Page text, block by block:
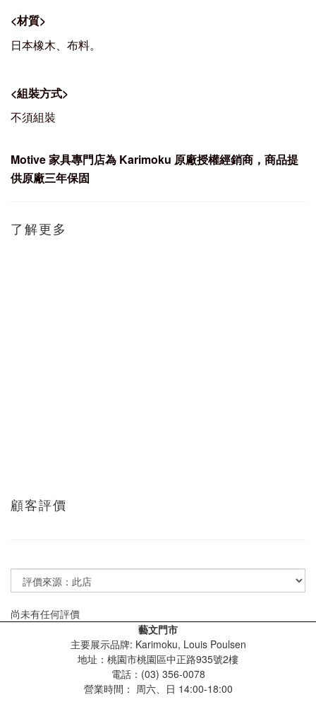
<材質>
日本橡木、布料。
<組裝方式>
不須組裝
Motive家具專門店為 Karimoku 原廠授權經銷商，商品提
供原廠三年保固
了解更多
顧客評價
尚未有任何評價
藝文門市
主要展示品牌: Karimoku, Louis Poulsen
地址：桃園市桃園區中正路935號2樓
電話：(03) 356-0078
營業時間： 周六、日 14:00-18:00